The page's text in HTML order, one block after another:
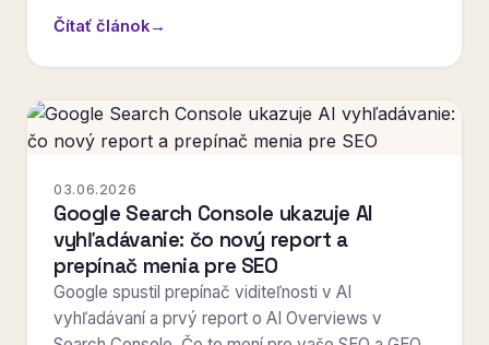
Čítať článok→
03.06.2026
Google Search Console ukazuje AI
vyhľadávanie: čo nový report a
prepínač menia pre SEO
Google spustil prepínač viditeľnosti v AI
vyhľadávaní a prvý report o AI Overviews v